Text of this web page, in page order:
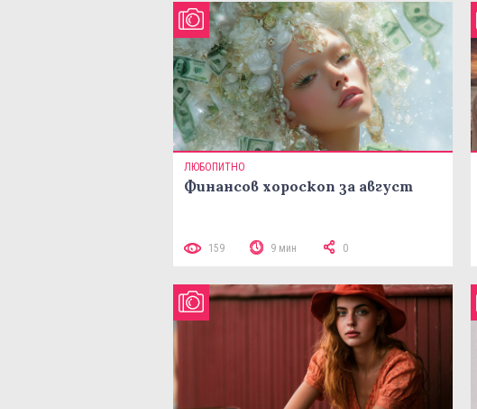
ЛЮБОПИТНО
Финансов хороскоп за август
159 9 мин 0